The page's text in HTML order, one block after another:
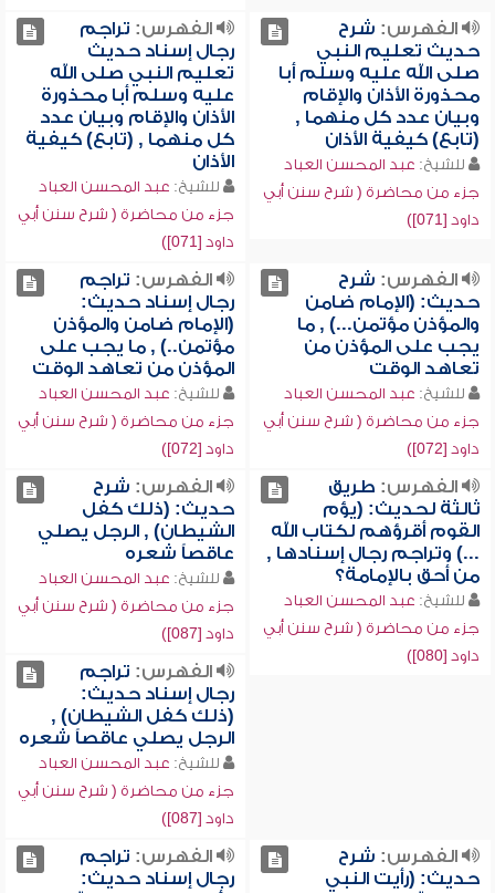
الفهرس: شرح
حديث تعليم النبي
صلى الله عليه وسلم أبا
محذورة الأذان والإقام
وبيان عدد كل منهما ,
(تابع) كيفية الأذان
للشيخ: عبد المحسن العباد
جزء من محاضرة ( شرح سنن أبي
داود [071])
الفهرس: تراجم
رجال إسناد حديث
تعليم النبي صلى الله
عليه وسلم أبا محذورة
الأذان والإقام وبيان عدد
كل منهما , (تابع) كيفية
الأذان
للشيخ: عبد المحسن العباد
جزء من محاضرة ( شرح سنن أبي
داود [071])
الفهرس: شرح
حديث: (الإمام ضامن
والمؤذن مؤتمن...) , ما
يجب على المؤذن من
تعاهد الوقت
للشيخ: عبد المحسن العباد
جزء من محاضرة ( شرح سنن أبي
داود [072])
الفهرس: تراجم
رجال إسناد حديث:
(الإمام ضامن والمؤذن
مؤتمن..) , ما يجب على
المؤذن من تعاهد الوقت
للشيخ: عبد المحسن العباد
جزء من محاضرة ( شرح سنن أبي
داود [072])
الفهرس: طريق
ثالثة لحديث: (يؤم
القوم أقرؤهم لكتاب الله
...) وتراجم رجال إسنادها ,
من أحق بالإمامة؟
للشيخ: عبد المحسن العباد
جزء من محاضرة ( شرح سنن أبي
داود [080])
الفهرس: شرح
حديث: (ذلك كفل
الشيطان) , الرجل يصلي
عاقصاً شعره
للشيخ: عبد المحسن العباد
جزء من محاضرة ( شرح سنن أبي
داود [087])
الفهرس: تراجم
رجال إسناد حديث:
(ذلك كفل الشيطان) ,
الرجل يصلي عاقصاً شعره
للشيخ: عبد المحسن العباد
جزء من محاضرة ( شرح سنن أبي
داود [087])
الفهرس: شرح
حديث: (رأيت النبي
الفهرس: تراجم
رجال إسناد حديث: